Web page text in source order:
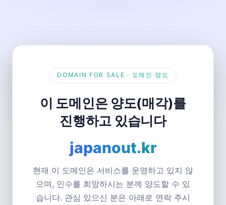
DOMAIN FOR SALE · 도메인 양도
이 도메인은 양도(매각)를
진행하고 있습니다
japanout.kr
현재 이 도메인은 서비스를 운영하고 있지 않
으며, 인수를 희망하시는 분께 양도할 수 있
습니다. 관심 있으신 분은 아래로 연락 주시